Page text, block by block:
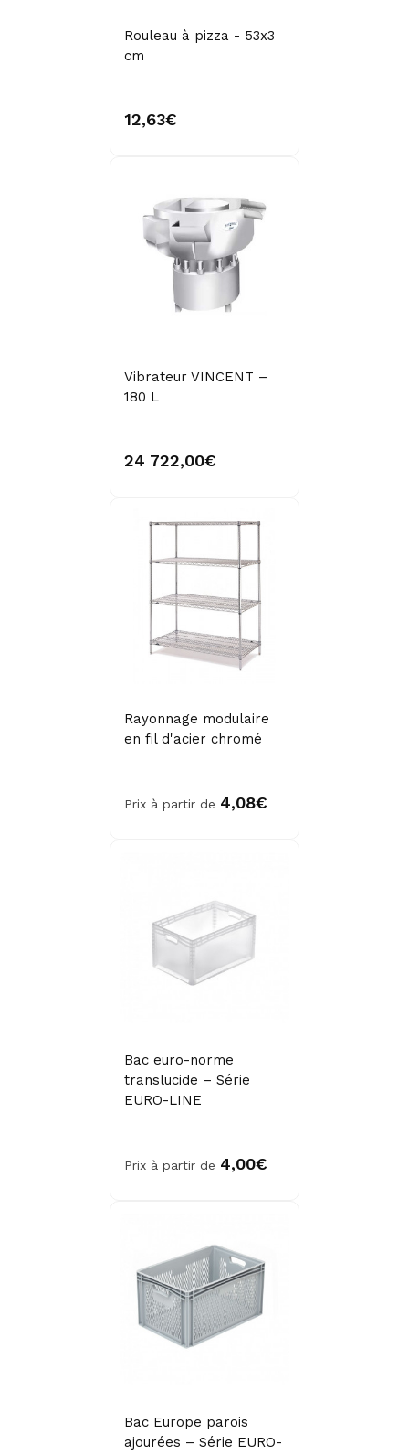
Rouleau à pizza - 53x3
cm
12,63€
Vibrateur VINCENT –
180 L
24 722,00€
Rayonnage modulaire
en fil d'acier chromé
Prix à partir de 4,08€
Bac euro-norme
translucide – Série
EURO-LINE
Prix à partir de 4,00€
Bac Europe parois
ajourées – Série EURO-